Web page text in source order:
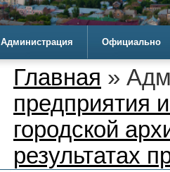
Администрация Официально
Главная »
предприятия
городской
результатах